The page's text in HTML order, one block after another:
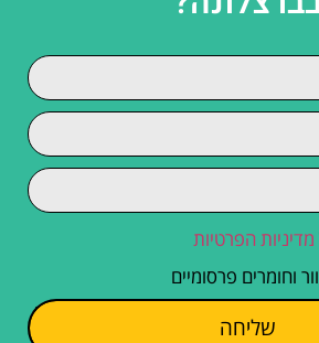
מדיניות הפרטיות
וחומרים פרסומיים
שליחה